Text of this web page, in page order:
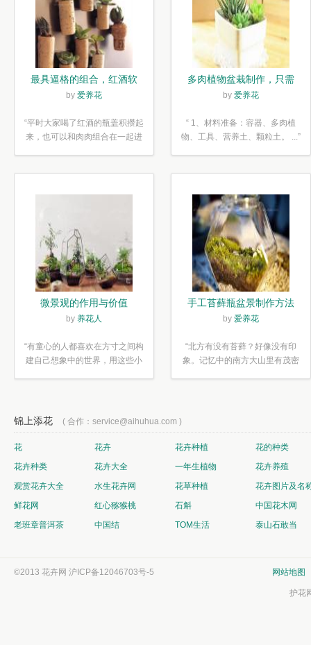
最具逼格的组合，红酒软
木塞diy多肉植物盆栽
by 爱养花
“平时大家喝了红酒的瓶盖积攒起
来，也可以和肉肉组合在一起进
多肉植物盆栽制作，只需
简单6步
by 爱养花
“ 1、材料准备：容器、多肉植
物、工具、营养土、颗粒土。 ...”
微景观的作用与价值
by 养花人
“有童心的人都喜欢在方寸之间构
建自己想象中的世界，用这些小
手工苔藓瓶盆景制作方法
by 爱养花
“北方有没有苔藓？好像没有印
象。记忆中的南方大山里有茂密
锦上添花 ( 合作：service@aihuhua.com )
花 花卉 花卉种植
花的种类
花卉种类
花卉大全 一年生植物
花卉养殖
观赏花卉大全
水生花卉网 花草种植
花卉图片及名
鲜花网
红心猕猴桃 石斛
中国花木网
老班章普洱茶
中国结 TOM生活 泰山石敢当
©2013 花卉网 沪ICP备12046703号-5 网站地图
护花